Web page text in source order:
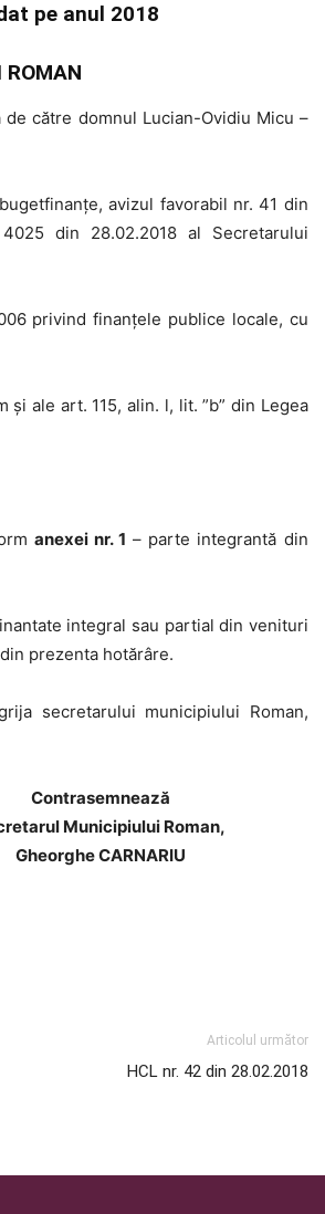
pe anul 2018
ROMAN
către domnul Lucian-Ovidiu Micu –
avizul favorabil nr. 41 din
din 28.02.2018 al Secretarului
privind finanţele publice locale, cu
şi ale art. 115, alin. l, lit. ”b” din Legea
anexei nr. 1 – parte integrantă din
integral sau partial din venituri
prezenta hotărâre.
secretarului municipiului Roman,
Contrasemnează
Municipiului Roman,
Gheorghe CARNARIU
Articolul următor
HCL nr. 42 din 28.02.2018